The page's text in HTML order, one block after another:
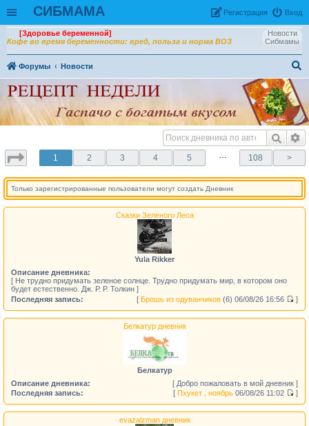
СИБМАМА Вход
Рeгиcтpaция
Новости
Сибмамы
[Здоровье беременной]
Кофе во время беременности: вред, польза и норма ВОЗ
Форумы
Новости
ск
1 2 3 4 5 … 108 >
Только зарегистрированные пользователи могут создать Дневник
Сказки Зеленого Леса
Yula Rikker
Описание дневника:
[ Не трудно придумать зеленое солнце. Трудно придумать мир, в котором оно
будет естественно. Дж. Р. Р. Толкин ]
Последняя запись:
[ Брошь из одуванчиков (6) 06/08/26 16:56 ]
Белкатур дневник
Белкатур
Описание дневника:
[ Добро пожаловать в мой дневник ]
Последняя запись:
[ Пхукет , ноябрь 06/08/26 11:02 ]
evazalzman дневник